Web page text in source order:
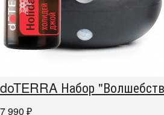
doTERRA Набор
7 990 ₽